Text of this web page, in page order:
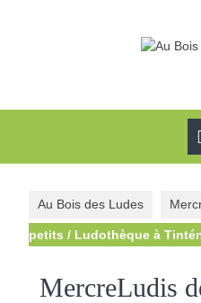
Au Bois des Ludes
petits / Ludothèque à
MercreLudis